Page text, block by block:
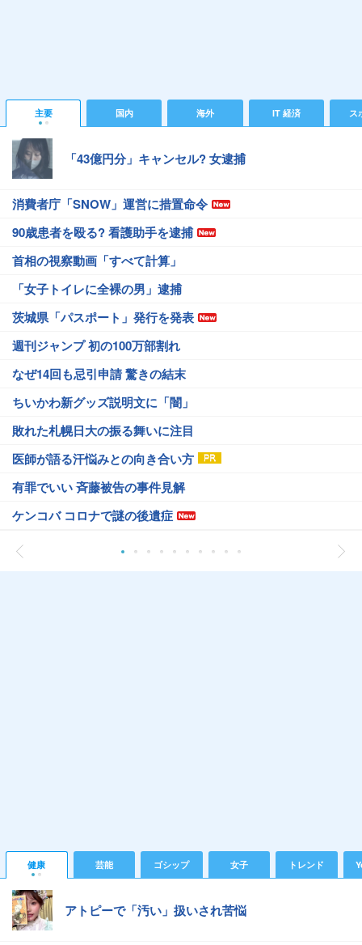
主要 国内 海外 IT 経済 ス
「43億円分」キャンセル? 女逮捕
消費者庁「SNOW」運営に措置命令
90歳患者を殴る? 看護助手を逮捕
首相の視察動画「すべて計算」
「女子トイレに全裸の男」逮捕
茨城県「パスポート」発行を発表
週刊ジャンプ 初の100万部割れ
なぜ14回も忌引申請 驚きの結末
ちいかわ新グッズ説明文に「闇」
敗れた札幌日大の振る舞いに注目
医師が語る汗悩みとの向き合い方
有罪でいい 斉藤被告の事件見解
ケンコバ コロナで謎の後遺症
健康 芸能 ゴシップ 女子 トレンド
アトピーで「汚い」扱いされ苦悩